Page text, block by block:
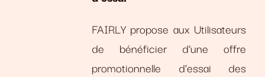
FAIRLY propose aux Utilisateurs
de bénéficier d’une offre
promotionnelle d’essai des